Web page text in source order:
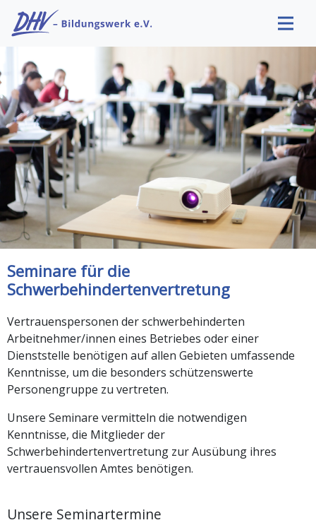
Seminare für die
Schwerbehindertenvertretung
Vertrauenspersonen der schwerbehinderten
Arbeitnehmer/innen eines Betriebes oder einer
Dienststelle benötigen auf allen Gebieten umfassende
Kenntnisse, um die besonders schützenswerte
Personengruppe zu vertreten.
Unsere Seminare vermitteln die notwendigen
Kenntnisse, die Mitglieder der
Schwerbehindertenvertretung zur Ausübung ihres
vertrauensvollen Amtes benötigen.
Unsere Seminartermine